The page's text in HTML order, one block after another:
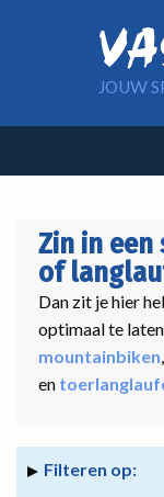
JOUW
navigation
Zin in
of
Dan zit je hier
optimaal te
mountainbiken,
en
Filteren op: